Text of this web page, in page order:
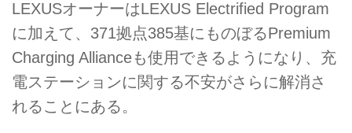
LEXUSオーナーはLEXUS Electrified Program
に加えて、371拠点385基にものぼるPremium
Charging Allianceも使用できるようになり、充
電ステーションに関する不安がさらに解消さ
れることにある。